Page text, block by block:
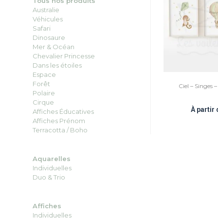
Ciel – Singes
À partir
Australie
Véhicules
Safari
Dinosaure
Mer & Océan
Chevalier Princesse
Dans les étoiles
Espace
Forêt
Polaire
Cirque
Affiches Éducatives
Affiches Prénom
Terracotta / Boho
Aquarelles
Individuelles
Duo &Trio
Affiches
Individuelles